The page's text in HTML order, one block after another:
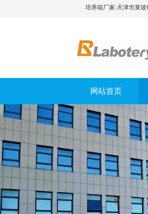
培养箱厂家-天津市莱玻
网站首页